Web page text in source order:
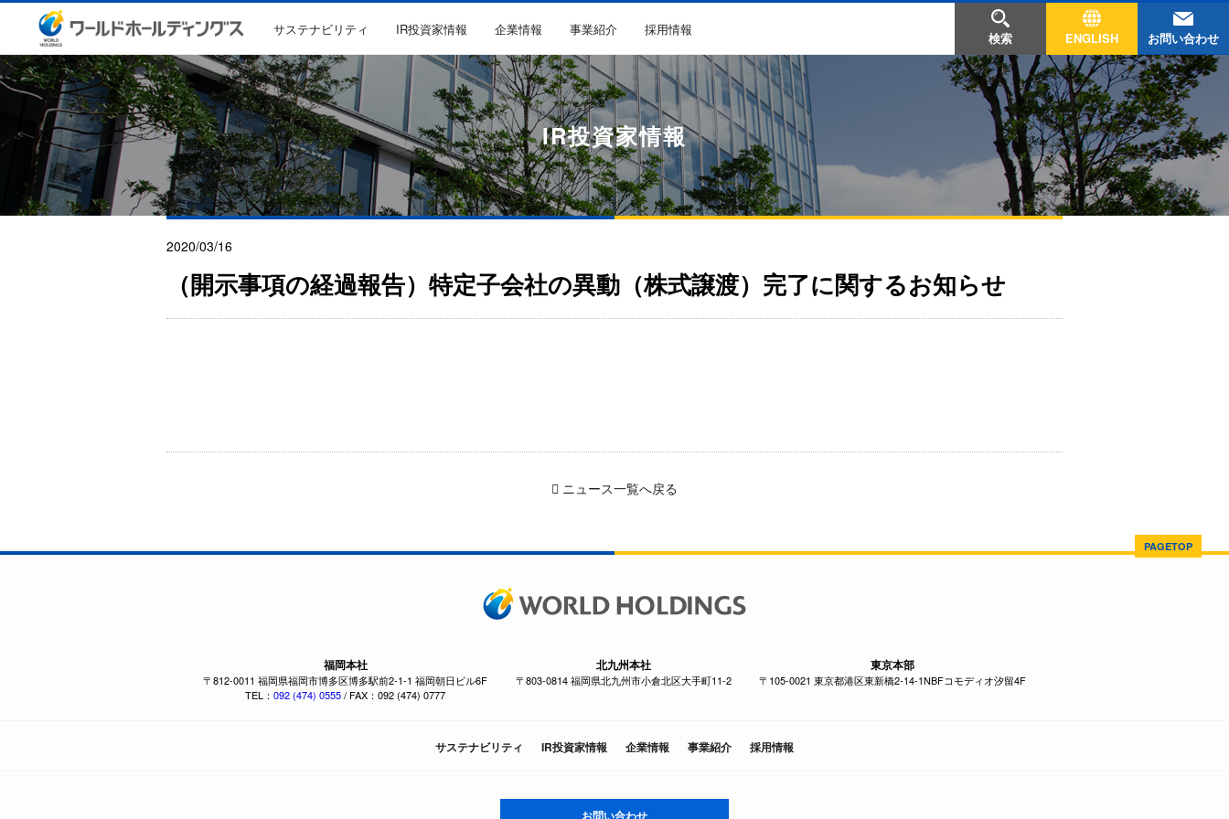
サステナビリティ IR投資家情報 企業情報 事業紹介 採用情報
検索 ENGLISH お問い合わせ
IR投資家情報
2020/03/16
（開示事項の経過報告）特定子会社の異動（株式譲渡）完了に関するお知らせ
ニュース一覧へ戻る
PAGETOP
福岡本社
〒812-0011 福岡県福岡市博多区博多駅前2-1-1 福岡朝日ビル6F
TEL： 092 (474) 0555/ FAX：092 (474) 0777
北九州本社
〒803-0814 福岡県北九州市小倉北区大手町11-2
東京本部
〒105-0021 東京都港区東新橋2-14-1NBFコモディオ汐留4F
サステナビリティ IR投資家情報 企業情報 事業紹介 採用情報
お問い合わせ